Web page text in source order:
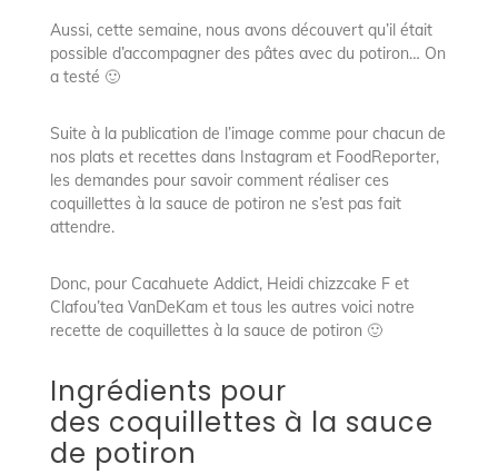
Aussi, cette semaine, nous avons découvert qu’il était
possible d’accompagner des pâtes avec du potiron… On
a testé 🙂
Suite à la publication de l’image comme pour chacun de
nos plats et recettes dans Instagram et FoodReporter,
les demandes pour savoir comment réaliser ces
coquillettes à la sauce de potiron ne s’est pas fait
attendre.
Donc, pour Cacahuete Addict, Heidi chizzcake F et
Clafou’tea VanDeKam et tous les autres voici notre
recette de coquillettes à la sauce de potiron 🙂
Ingrédients pour
des coquillettes à la sauce
de potiron